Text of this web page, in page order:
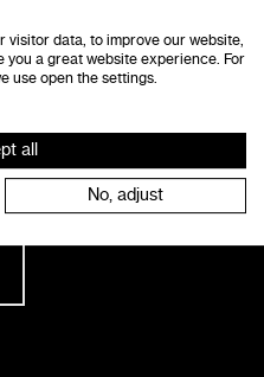
rechtstreeks contact
visitor data, to improve our website,
you a great website experience. For
use open the settings.
all
No, adjust